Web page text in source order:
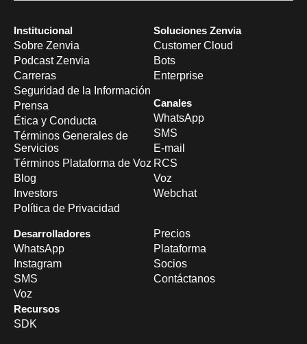
Institucional
Sobre Zenvia
Podcast Zenvia
Carreras
Seguridad de la Información
Prensa
Ética y Conducta
Términos Generales de
Servicios
Términos Plataforma de Voz
Blog
Investors
Política de Privacidad
Soluciones Zenvia
Customer Cloud
Bots
Enterprise
Canales
WhatsApp
SMS
E-mail
RCS
Voz
Webchat
Desarrolladores
WhatsApp
Instagram
SMS
Voz
Recursos
SDK
Precios
Plataforma
Socios
Contáctanos